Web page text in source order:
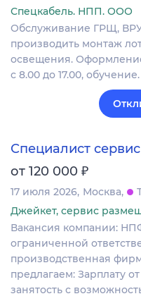
Спецкабель. НПП. ООО
Обслуживание ГРЩ,
производить монтаж
освещения.
с 8.00 до 17.00, обучение.
Специалист
от 120 000 ₽
17 июля 2026 Москва
Джейкет, сервис
Вакансия компании:
ограниченной
производственная
предлагаем: Зарплату
занятость с